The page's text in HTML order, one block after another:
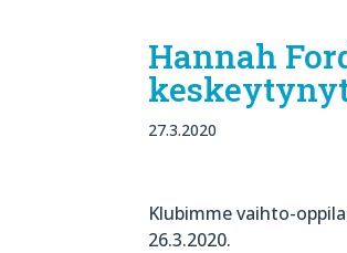
Hannah
27.3.2020
Klubimme vaihto-
26.3.2020.